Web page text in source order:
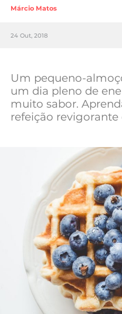
Sociedade
Tecnologia
Negócios
Mundial
Márcio Matos
24 Out, 2018
Um pequeno-
um dia pleno de
muito sabor.
refeição revigorante